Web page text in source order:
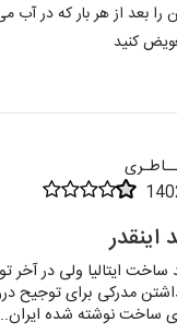
کنید
اینقدر
ساخت ایتالیا ولی در آخر
مدرکی برای توجیح
ساخت نوشته شده